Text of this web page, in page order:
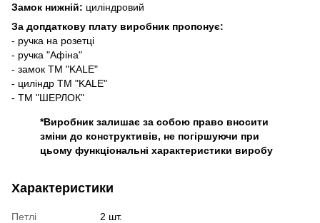
Замок нижній: циліндровий
За допдаткову плату виробник пропонує:
- ручка на розетці
- ручка "Афіна"
- замок ТМ "KALE"
- циліндр ТМ "KALE"
- ТМ "ШЕРЛОК"
*Виробник залишає за собою право вносити
зміни до конструктивів, не погіршуючи при
цьому функціональні характеристики виробу
Характеристики
Петлі
2 шт.